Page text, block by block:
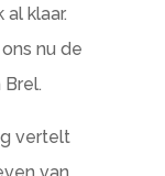
klaar.
nu de
vertelt
van